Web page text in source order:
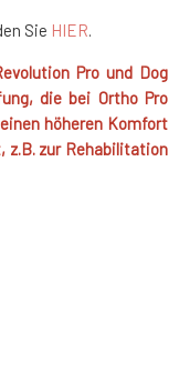
Sie HIER.
Pro und Dog
die bei Ortho Pro
höheren Komfort
z.B. zur Rehabilitation